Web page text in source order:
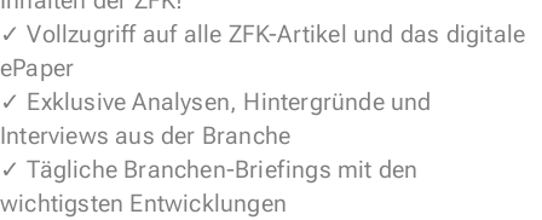
✓ Vollzugriff auf alle ZFK-Artikel und das digitale
ePaper
✓ Exklusive Analysen, Hintergründe und
Interviews aus der Branche
✓ Tägliche Branchen-Briefings mit den
wichtigsten Entwicklungen